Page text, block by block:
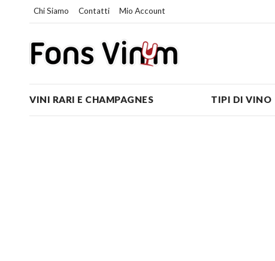
Chi Siamo Contatti Mio Account
VINI RARI E CHAMPAGNES TIPI DI VINO